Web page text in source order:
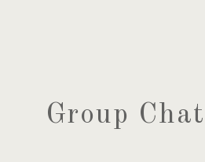
Group Chat